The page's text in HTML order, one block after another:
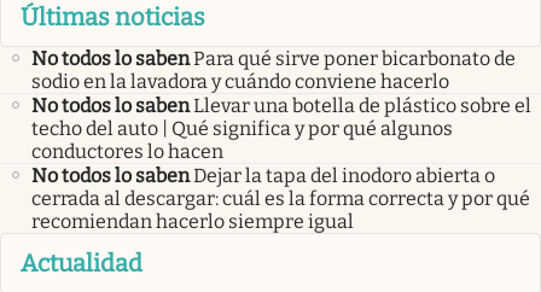
Últimas noticias
No todos lo sabenPara qué sirve poner bicarbonato de
sodio en la lavadora y cuándo conviene hacerlo
No todos lo sabenLlevar una botella de plástico sobre el
techo del auto | Qué significa y por qué algunos
conductores lo hacen
No todos lo sabenDejar la tapa del inodoro abierta o
cerrada al descargar: cuál es la forma correcta y por qué
recomiendan hacerlo siempre igual
Actualidad